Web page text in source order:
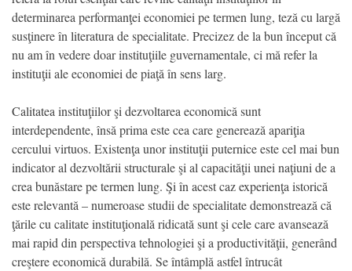
determinarea performanţei economiei pe termen lung, teză cu largă
susţinere în literatura de specialitate. Precizez de la bun început că
nu am în vedere doar instituţiile guvernamentale, ci mă refer la
instituţii ale economiei de piaţă în sens larg.
Calitatea instituţiilor şi dezvoltarea economică sunt
interdependente, însă prima este cea care generează apariţia
cercului virtuos. Existenţa unor instituţii puternice este cel mai bun
indicator al dezvoltării structurale şi al capacităţii unei naţiuni de a
crea bunăstare pe termen lung. Şi în acest caz experienţa istorică
este relevantă – numeroase studii de specialitate demonstrează că
ţările cu calitate instituţională ridicată sunt şi cele care avansează
mai rapid din perspectiva tehnologiei şi a productivităţii, generând
creştere economică durabilă. Se întâmplă astfel întrucât